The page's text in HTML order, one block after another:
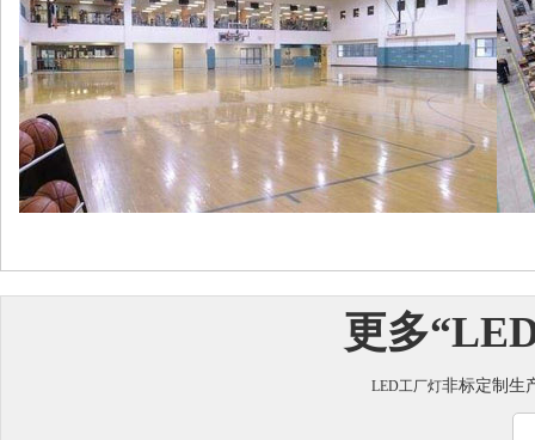
更多“
LED工厂灯非标定制生